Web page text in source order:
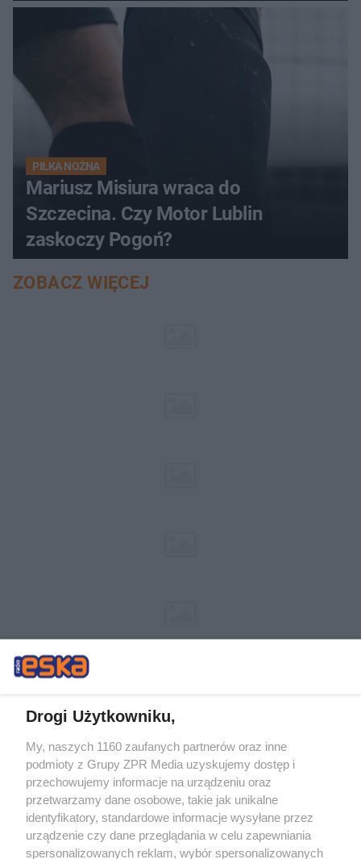
PIŁKA NOŻNA
Mariusz Misiura wraca do
Szczecina. Czy Motor Lublin
zaskoczy Pogoń?
ZOBACZ WIĘCEJ
Żaden utwór zamieszczony w serwisie nie może być powielany i
rozpowszechniany lub dalej rozpowszechniany w jakikolwiek sposób (w
tym także elektroniczny lub mechaniczny) na jakimkolwiek polu
eksploatacji w jakiejkolwiek formie, włącznie z umieszczaniem w Internecie
bez pisemnej zgody właściciela praw. Jakiekolwiek użycie lub
wykorzystanie utworów w całości lub w części z naruszeniem prawa, tzn.
bez właściwej zgody, jest zabronione pod groźbą kary i może być ścigane
prawnie.
Drogi Użytkowniku,
My, naszych 1160 zaufanych partnerów oraz inne
podmioty z Grupy ZPR Media uzyskujemy dostęp i
przechowujemy informacje na urządzeniu oraz
przetwarzamy dane osobowe, takie jak unikalne
identyfikatory, standardowe informacje wysyłane przez
urządzenie czy dane przeglądania w celu zapewniania
spersonalizowanych reklam, wybór spersonalizowanych